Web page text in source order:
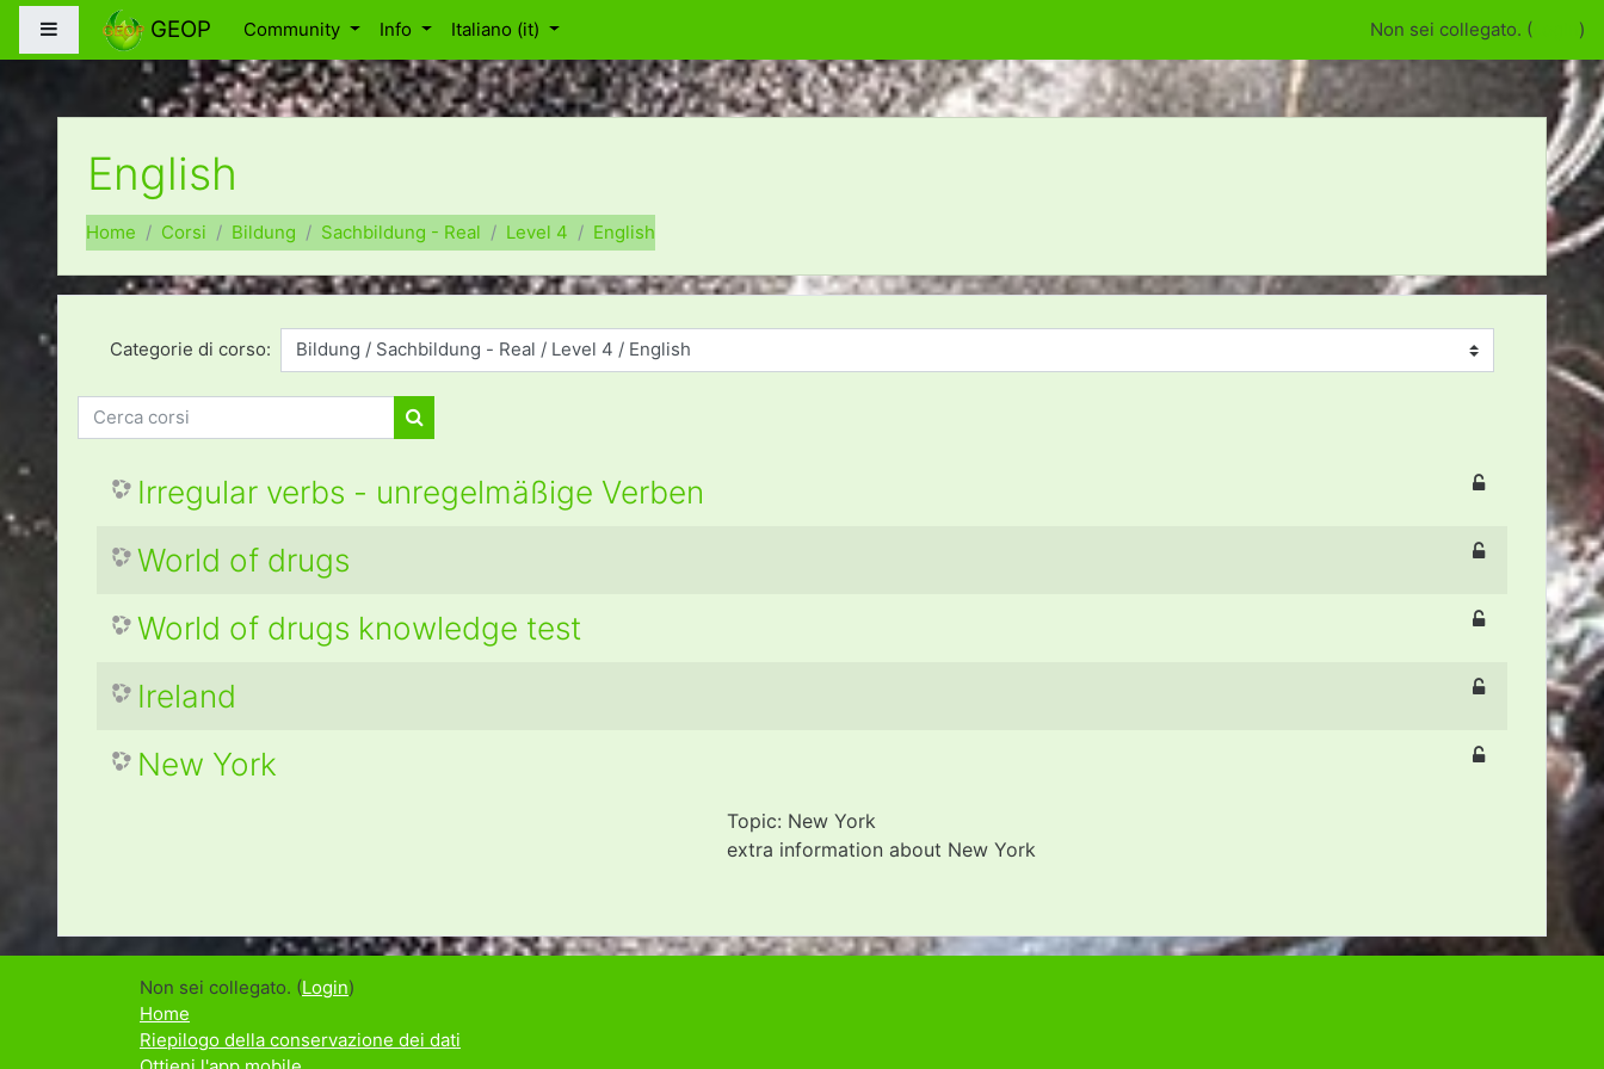
Vai al contenuto principale
Pannello laterale
GEOP Community Info Italiano ‎(it)‎ Non sei collegato. ( )
English
Home Corsi Bildung Sachbildung - Real Level 4 English
Categorie di corso:
Cerca corsi
Cerca corsi
Irregular verbs - unregelmäßige Verben
World of drugs
World of drugs knowledge test
Ireland
New York
Topic: New York
extra information about New York
Non sei collegato. (Login)
Home
Riepilogo della conservazione dei dati